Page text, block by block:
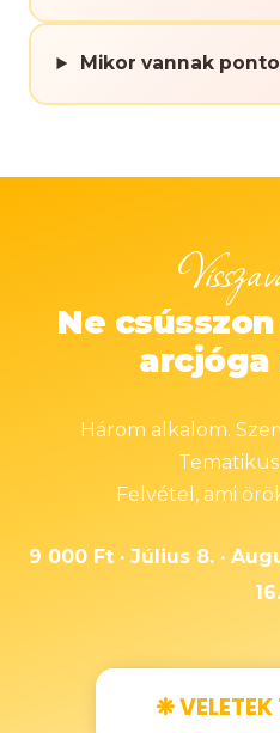
Mikor vannak
Ne
Három alkalom.
Felvétel, ami
9 000 Ft · Július 8. ·
16.
❋